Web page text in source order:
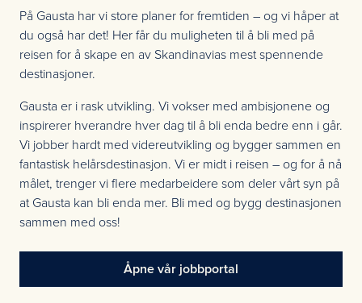
På Gausta har vi store planer for fremtiden – og vi håper at
du også har det! Her får du muligheten til å bli med på
reisen for å skape en av Skandinavias mest spennende
destinasjoner.
Gausta er i rask utvikling. Vi vokser med ambisjonene og
inspirerer hverandre hver dag til å bli enda bedre enn i går.
Vi jobber hardt med videreutvikling og bygger sammen en
fantastisk helårsdestinasjon. Vi er midt i reisen – og for å nå
målet, trenger vi flere medarbeidere som deler vårt syn på
at Gausta kan bli enda mer. Bli med og bygg destinasjonen
sammen med oss!
Åpne vår jobbportal